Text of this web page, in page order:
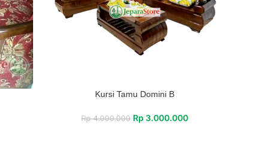
Kursi Tamu Domini B
Rp4.000.000 Rp 3.000.000